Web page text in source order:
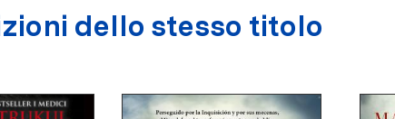
dello stesso titolo